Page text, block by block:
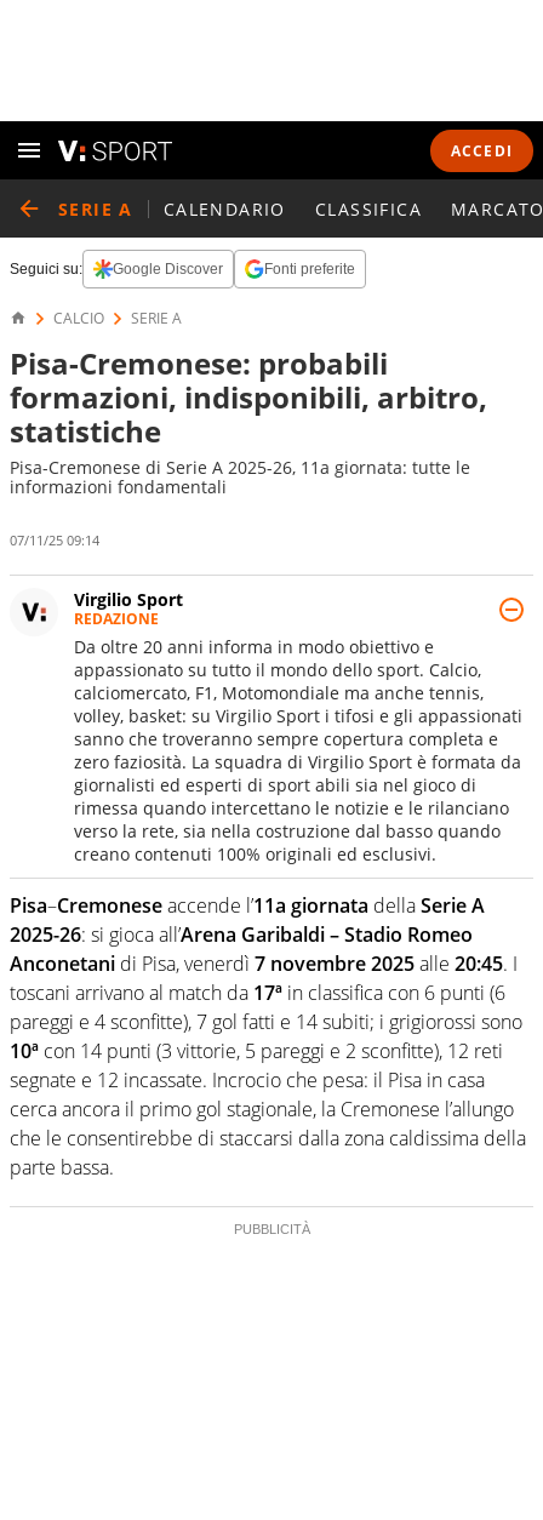
ACCEDI
SERIE A CALENDARIO CLASSIFICA
Seguici su: Google Discover Fonti preferite
CALCIO SERIE A
Pisa-Cremonese: probabili
formazioni, indisponibili, arbitro,
statistiche
Pisa-Cremonese di Serie A 2025-26, 11a giornata: tutte le
informazioni fondamentali
07/11/25 09:14
Virgilio Sport
REDAZIONE
Da oltre 20 anni informa in modo obiettivo e
appassionato su tutto il mondo dello sport. Calcio,
calciomercato, F1, Motomondiale ma anche tennis,
volley, basket: su Virgilio Sport i tifosi e gli appassionati
sanno che troveranno sempre copertura completa e
zero faziosità. La squadra di Virgilio Sport è formata da
giornalisti ed esperti di sport abili sia nel gioco di
rimessa quando intercettano le notizie e le rilanciano
verso la rete, sia nella costruzione dal basso quando
creano contenuti 100% originali ed esclusivi.
Pisa–Cremoneseaccende l’11a giornata dellaSerie A
2025-26: si gioca all’Arena Garibaldi – Stadio Romeo
Anconetani di Pisa, venerdì 7 novembre 2025alle 20:45. I
toscani arrivano al match da 17ª in classifica con 6 punti (6
pareggi e 4 sconfitte), 7 gol fatti e 14 subiti; i grigiorossi sono
10ª con 14 punti (3 vittorie, 5 pareggi e 2 sconfitte), 12 reti
segnate e 12 incassate. Incrocio che pesa: il Pisa in casa
cerca ancora il primo gol stagionale, la Cremonese l’allungo
che le consentirebbe di staccarsi dalla zona caldissima della
parte bassa.